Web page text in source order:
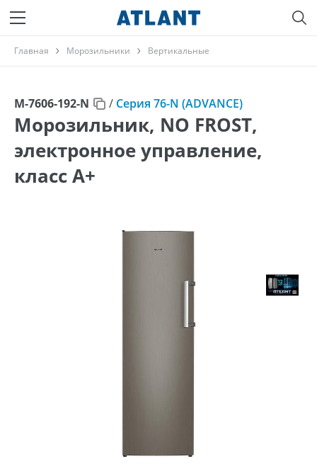
Главная Морозильники Вертикальные
М-7606-192-N / Серия 76-N (ADVANCE)
Морозильник, NO FROST,
электронное управление,
класс A+